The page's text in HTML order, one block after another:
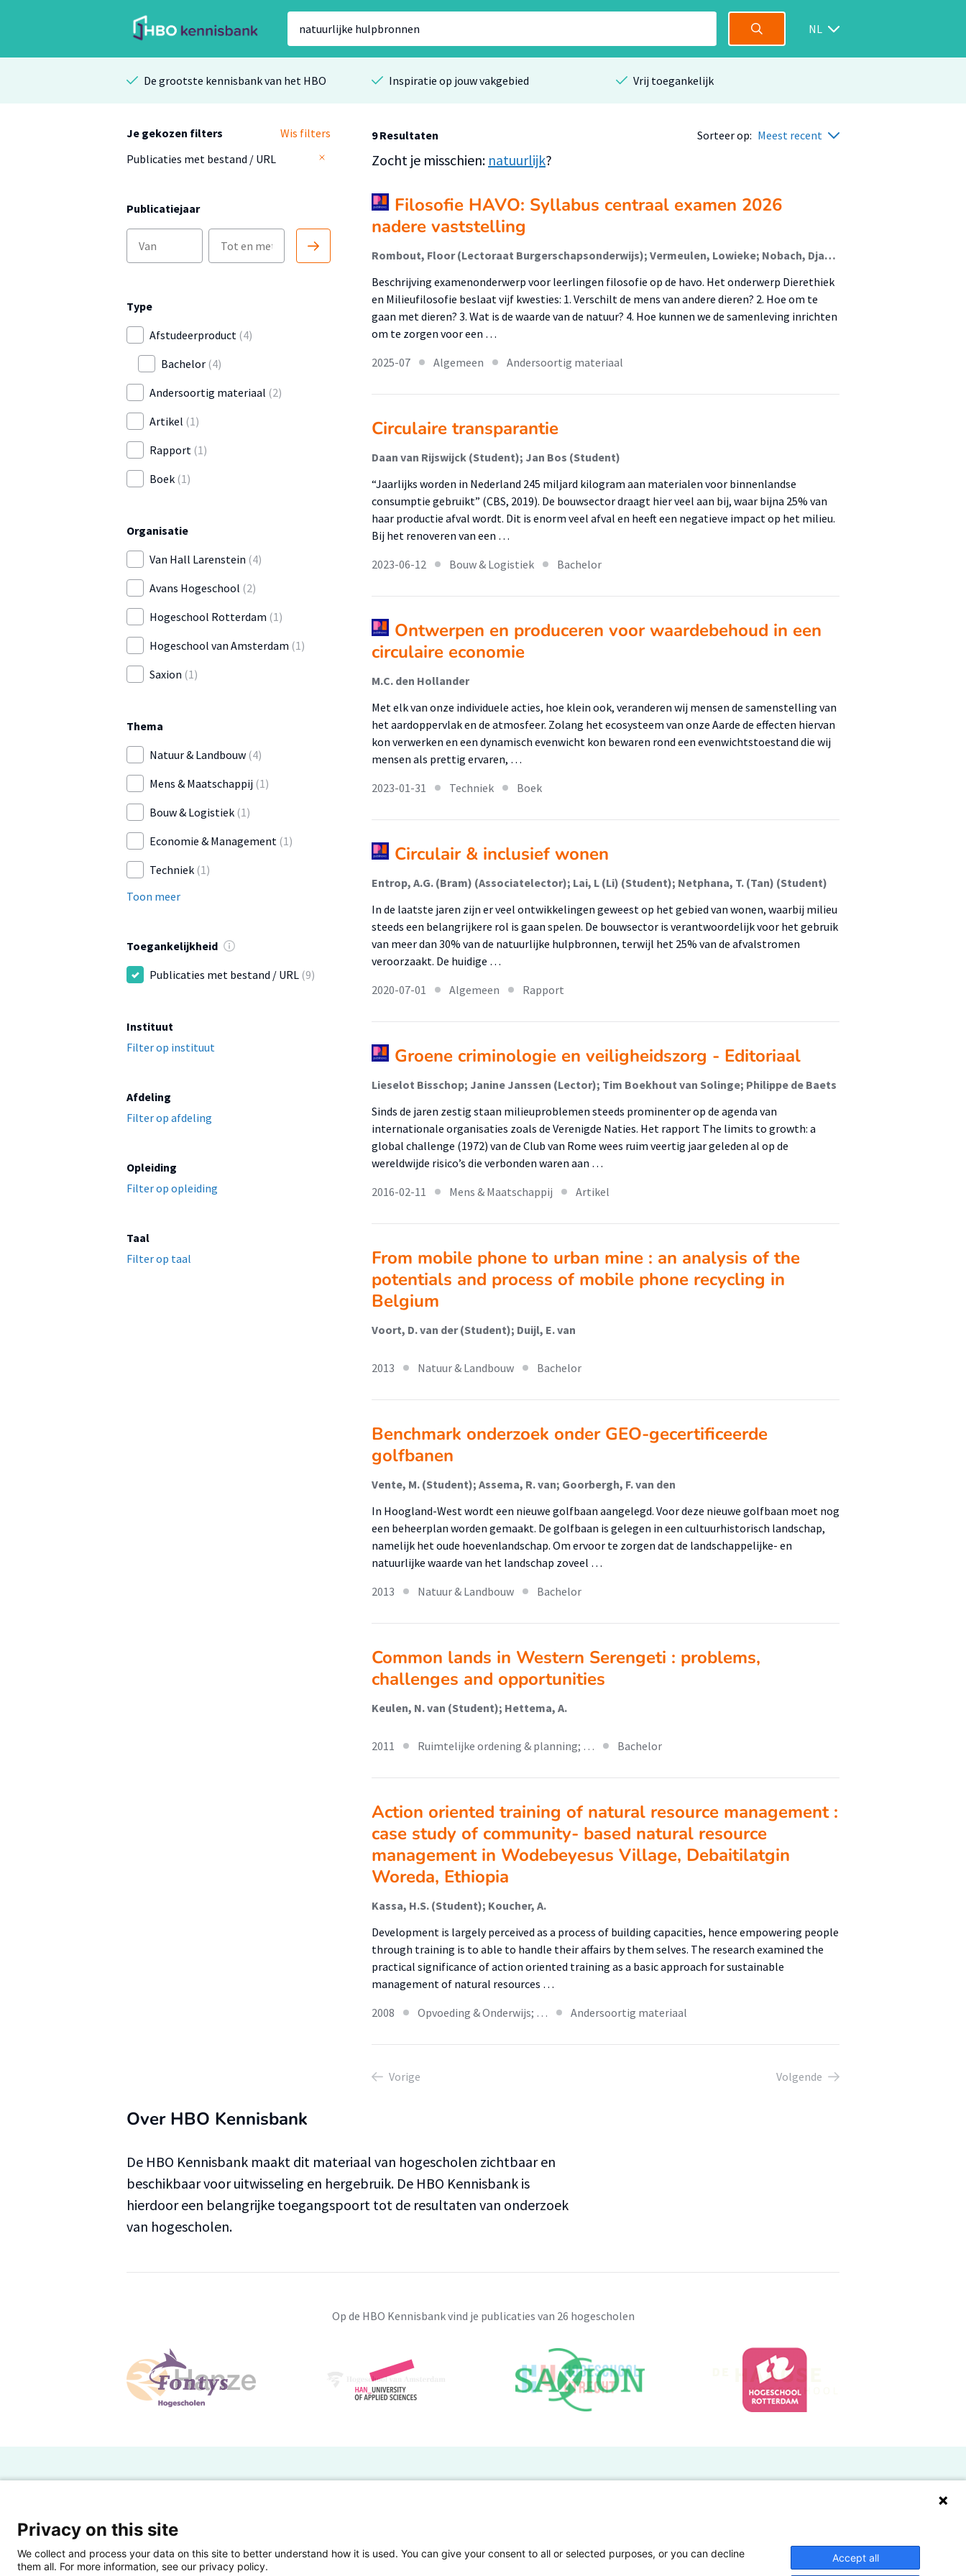
NL
De grootste kennisbank van het HBO Inspiratie op jouw vakgebied Vrij toegankelijk
Je gekozen filters
Wis filters
Publicaties met bestand / URL
Publicatiejaar
Type
Afstudeerproduct (4)
Bachelor (4)
Andersoortig materiaal (2)
Artikel (1)
Rapport (1)
Boek (1)
Organisatie
Van Hall Larenstein (4)
Avans Hogeschool (2)
Hogeschool Rotterdam (1)
Hogeschool van Amsterdam (1)
Saxion (1)
Thema
Natuur & Landbouw (4)
Mens & Maatschappij (1)
Bouw & Logistiek (1)
Economie & Management (1)
Techniek (1)
Toon meer
Toegankelijkheid
Publicaties met bestand / URL (9)
Instituut
Filter op instituut
Afdeling
Filter op afdeling
Opleiding
Filter op opleiding
Taal
Filter op taal
9 Resultaten Sorteer op: Meest recent
Zocht je misschien: natuurlijk?
Filosofie HAVO: Syllabus centraal examen 2026
nadere vaststelling
Rombout, Floor (Lectoraat Burgerschapsonderwijs); Vermeulen, Lowieke; Nobach, Djamila; Spoelstra, Olle; van Rijn, Corneel; Ockeloen, Stijn; Koek, Arjan
Beschrijving examenonderwerp voor leerlingen filosofie op de havo. Het onderwerp Dierethiek
en Milieufilosofie beslaat vijf kwesties: 1. Verschilt de mens van andere dieren? 2. Hoe om te
gaan met dieren? 3. Wat is de waarde van de natuur? 4. Hoe kunnen we de samenleving inrichten
om te zorgen voor een …
2025-07
Algemeen Andersoortig materiaal
Circulaire transparantie
Daan van Rijswijck (Student); Jan Bos (Student)
“Jaarlijks worden in Nederland 245 miljard kilogram aan materialen voor binnenlandse
consumptie gebruikt” (CBS, 2019). De bouwsector draagt hier veel aan bij, waar bijna 25% van
haar productie afval wordt. Dit is enorm veel afval en heeft een negatieve impact op het milieu.
Bij het renoveren van een …
2023-06-12
Bouw & Logistiek Bachelor
Ontwerpen en produceren voor waardebehoud in een
circulaire economie
M.C. den Hollander
Met elk van onze individuele acties, hoe klein ook, veranderen wij mensen de samenstelling van
het aardoppervlak en de atmosfeer. Zolang het ecosysteem van onze Aarde de effecten hiervan
kon verwerken en een dynamisch evenwicht kon bewaren rond een evenwichtstoestand die wij
mensen als prettig ervaren, …
2023-01-31
Techniek Boek
Circulair & inclusief wonen
Entrop, A.G. (Bram) (Associatelector); Lai, L (Li) (Student); Netphana, T. (Tan) (Student)
In de laatste jaren zijn er veel ontwikkelingen geweest op het gebied van wonen, waarbij milieu
steeds een belangrijkere rol is gaan spelen. De bouwsector is verantwoordelijk voor het gebruik
van meer dan 30% van de natuurlijke hulpbronnen, terwijl het 25% van de afvalstromen
veroorzaakt. De huidige …
2020-07-01
Algemeen Rapport
Groene criminologie en veiligheidszorg - Editoriaal
Lieselot Bisschop; Janine Janssen (Lector); Tim Boekhout van Solinge; Philippe de Baets
Sinds de jaren zestig staan milieuproblemen steeds prominenter op de agenda van
internationale organisaties zoals de Verenigde Naties. Het rapport The limits to growth: a
global challenge (1972) van de Club van Rome wees ruim veertig jaar geleden al op de
wereldwijde risico’s die verbonden waren aan …
2016-02-11
Mens & Maatschappij Artikel
From mobile phone to urban mine : an analysis of the
potentials and process of mobile phone recycling in
Belgium
Voort, D. van der (Student); Duijl, E. van
2013 Natuur & Landbouw Bachelor
Benchmark onderzoek onder GEO-gecertificeerde
golfbanen
Vente, M. (Student); Assema, R. van; Goorbergh, F. van den
In Hoogland-West wordt een nieuwe golfbaan aangelegd. Voor deze nieuwe golfbaan moet nog
een beheerplan worden gemaakt. De golfbaan is gelegen in een cultuurhistorisch landschap,
namelijk het oude hoevenlandschap. Om ervoor te zorgen dat de landschappelijke- en
natuurlijke waarde van het landschap zoveel …
2013
Natuur & Landbouw Bachelor
Common lands in Western Serengeti : problems,
challenges and opportunities
Keulen, N. van (Student); Hettema, A.
2011 Ruimtelijke ordening & planning; … Bachelor
Action oriented training of natural resource management :
case study of community- based natural resource
management in Wodebeyesus Village, Debaitilatgin
Woreda, Ethiopia
Kassa, H.S. (Student); Koucher, A.
Development is largely perceived as a process of building capacities, hence empowering people
through training is to able to handle their affairs by them selves. The research examined the
practical significance of action oriented training as a basic approach for sustainable
management of natural resources …
2008
Opvoeding & Onderwijs; … Andersoortig materiaal
Vorige Volgende
Over HBO Kennisbank
De HBO Kennisbank maakt dit materiaal van hogescholen zichtbaar en
beschikbaar voor uitwisseling en hergebruik. De HBO Kennisbank is
hierdoor een belangrijke toegangspoort tot de resultaten van onderzoek
van hogescholen.
Op de HBO Kennisbank vind je publicaties van 26 hogescholen
Powered by SURF
Eigen onderzoek publiceren
Veelgestelde vragen
Lectoren en onderzoekers
Privacy on this site
We collect and process your data on this site to better understand how it is used. You can give your consent to all or selected purposes, or you can decline
them all. For more information, see our privacy policy.
Accept all